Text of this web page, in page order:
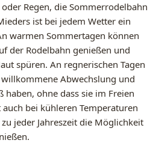
Regen, die Sommerrodelbahn
ist bei jedem Wetter ein
warmen Sommertagen können
der Rodelbahn genießen und
spüren. An regnerischen Tagen
Abwechslung und
haben, ohne dass sie im Freien
bei kühleren Temperaturen
jeder Jahreszeit die Möglichkeit